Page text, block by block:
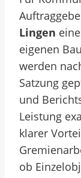
Lingen
eigenen
werden
Satzung
und
Leistung
klarer
ob